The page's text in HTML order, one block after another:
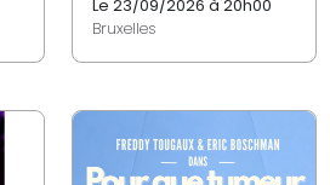
Le 23/09/2026 à 20h00
Bruxelles